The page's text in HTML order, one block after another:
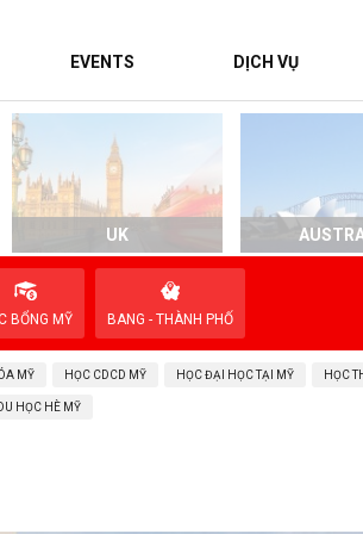
EVENTS DỊCH VỤ
UK
BỔNG MỸ BANG - THÀNH PHỐ
MỸ HỌC CDCD MỸ HỌC ĐẠI HỌC TẠI MỸ HỌC
DU HỌC HÈ MỸ